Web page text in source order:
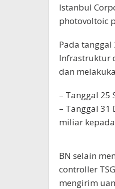
Istanbul
photovoltoic
Pada
Infrastruktur
dan
– Tanggal 25
– Tanggal 31
miliar
BN selain
controller
mengirim